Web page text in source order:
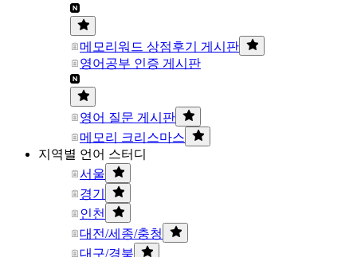
메모리워드 상점후기 게시판
영어공부 인증 게시판
영어 질문 게시판
메모리 크리스마스
지역별 언어 스터디
서울
경기
인천
대전/세종/충청
대구/경북